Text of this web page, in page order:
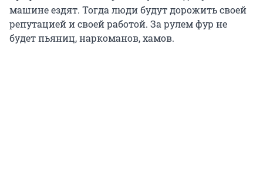
машине ездят. Тогда люди будут дорожить своей
репутацией и своей работой. За рулем фур не
будет пьяниц, наркоманов, хамов.